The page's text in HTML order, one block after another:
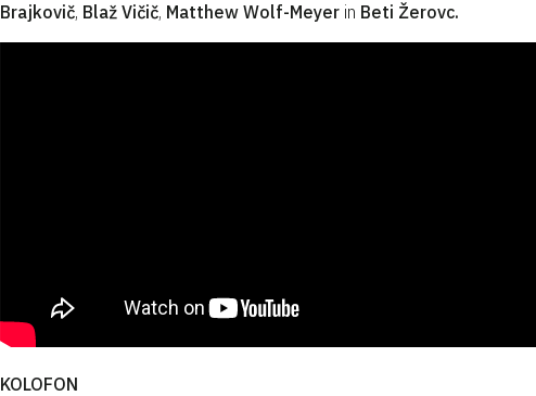
Brajkovič, Blaž Vičič, Matthew Wolf-Meyer in Beti Žerovc.
KOLOFON